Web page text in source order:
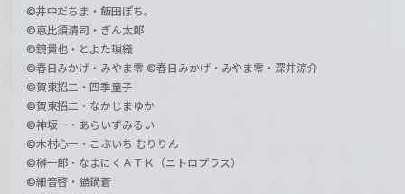
©井中だちま・飯田ぽち。
©恵比須清司・ぎん太郎
©鏡貴也・とよた瑣織
©春日みかげ・みやま零 ©春日みかげ・みやま零・深井涼介
©賀東招二・四季童子
©賀東招二・なかじまゆか
©神坂一・あらいずみるい
©木村心一・こぶいち むりりん
©榊一郎・なまにくＡＴＫ（ニトロプラス）
©細音啓・猫鍋蒼